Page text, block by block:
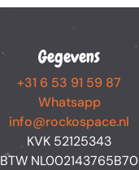
Gegevens
+31 6 53 91 59 87
Whatsapp
info@rockospace.nl
KVK 52125343
BTW NL002143765B70